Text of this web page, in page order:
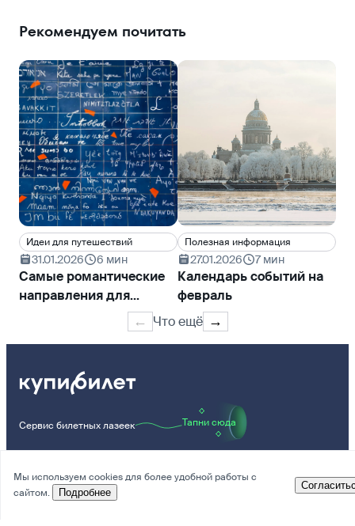
Рекомендуем почитать
Идеи для путешествий
31.01.2026 6 мин
Самые романтические
направления для
признания в любви
Полезная информация
27.01.2026 7 мин
Календарь событий на
февраль
← Что ещё →
Сервис билетных лазеек Тапни сюда
Мы используем cookies для более удобной работы с
сайтом.
Подробнее